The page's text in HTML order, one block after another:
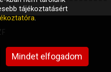
tájékoztatásért
.
Mindet elfogadom